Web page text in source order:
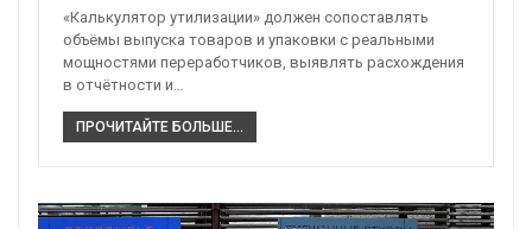
«Калькулятор утилизации» должен сопоставлять
объёмы выпуска товаров и упаковки с реальными
мощностями переработчиков, выявлять расхождения
в отчётности и…
ПРОЧИТАЙТЕ БОЛЬШЕ...